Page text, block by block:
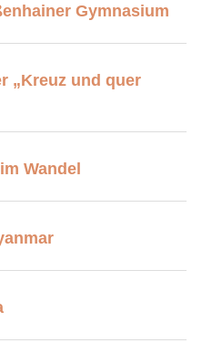
Gymnasium
„Kreuz und quer
Wandel